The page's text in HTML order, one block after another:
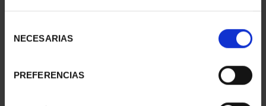
NECESARIAS
PREFERENCIAS
VI (2024) 8 REALES
140,00 €
VI (2024) CINCUENTÍN
610,00 €